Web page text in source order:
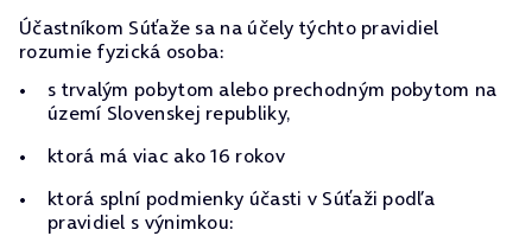
Účastníkom Súťaže sa na účely týchto pravidiel
rozumie fyzická osoba:
s trvalým pobytom alebo prechodným pobytom na
území Slovenskej republiky,
ktorá má viac ako 16 rokov
ktorá splní podmienky účasti v Súťaži podľa
pravidiel s výnimkou: